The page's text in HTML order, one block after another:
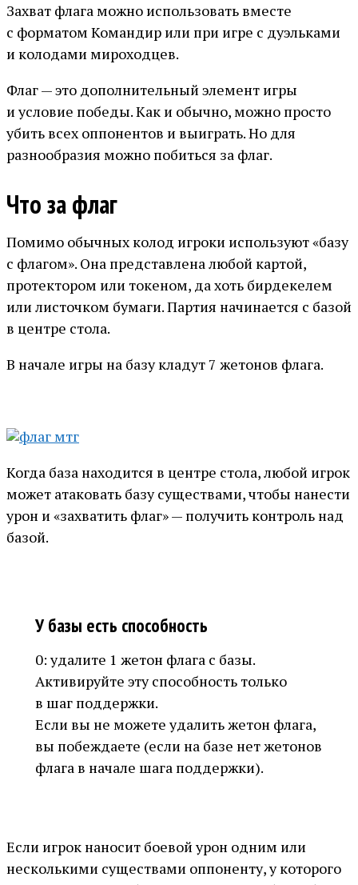
Захват флага можно использовать вместе
с форматом Командир или при игре с дуэльками
и колодами мироходцев.
Флаг — это дополнительный элемент игры
и условие победы. Как и обычно, можно просто
убить всех оппонентов и выиграть. Но для
разнообразия можно побиться за флаг.
Что за флаг
Помимо обычных колод игроки используют «базу
с флагом». Она представлена любой картой,
протектором или токеном, да хоть бирдекелем
или листочком бумаги. Партия начинается с базой
в центре стола.
В начале игры на базу кладут 7 жетонов флага.
Когда база находится в центре стола, любой игрок
может атаковать базу существами, чтобы нанести
урон и «захватить флаг» — получить контроль над
базой.
У базы есть способность
0: удалите 1 жетон флага с базы.
Активируйте эту способность только
в шаг поддержки.
Если вы не можете удалить жетон флага,
вы побеждаете (если на базе нет жетонов
флага в начале шага поддержки).
Если игрок наносит боевой урон одним или
несколькими существами оппоненту, у которого